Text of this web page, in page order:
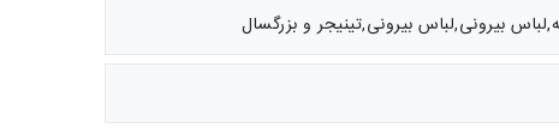
بیرونی,لباس بیرونی,تینیجر و بزرگسال